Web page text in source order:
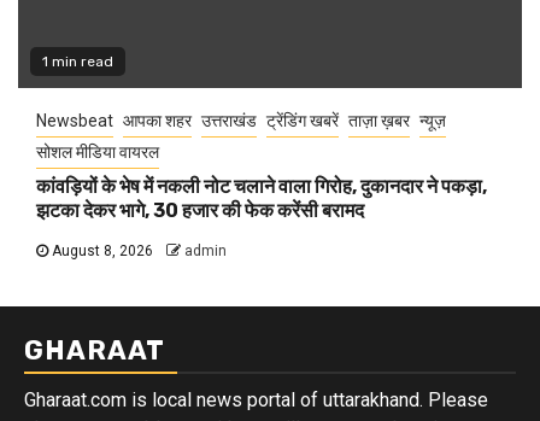
1 min read
Newsbeat आपका शहर उत्तराखंड ट्रेंडिंग खबरें ताज़ा ख़बर न्यूज़
सोशल मीडिया वायरल
कांवड़ियों के भेष में नकली नोट चलाने वाला गिरोह, दुकानदार ने पकड़ा,
झटका देकर भागे, 30 हजार की फेक करेंसी बरामद
August 8, 2026 admin
GHARAAT
Gharaat.com is local news portal of uttarakhand. Please